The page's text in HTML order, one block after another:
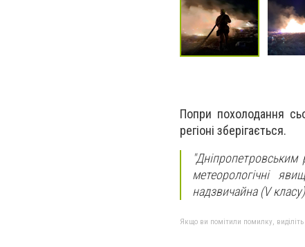
Попри похолодання
регіоні зберігається.
метеорологічні
надзвичайна (V
Якщо ви помітили помилку, виділіть